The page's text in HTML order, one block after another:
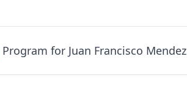
Program for Juan Francisco Mendez